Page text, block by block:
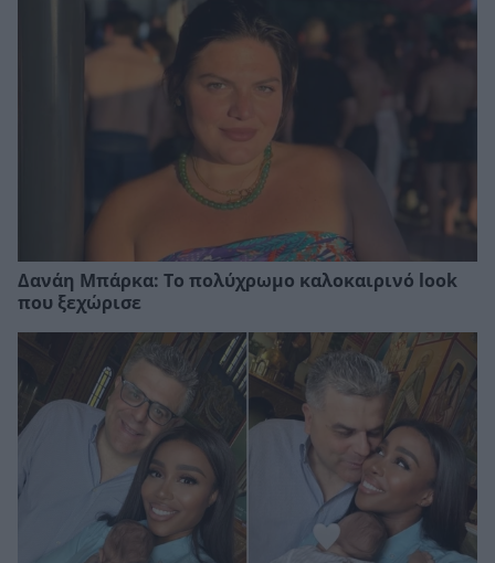
Δανάη Μπάρκα: Το πολύχρωμο καλοκαιρινό look
που ξεχώρισε